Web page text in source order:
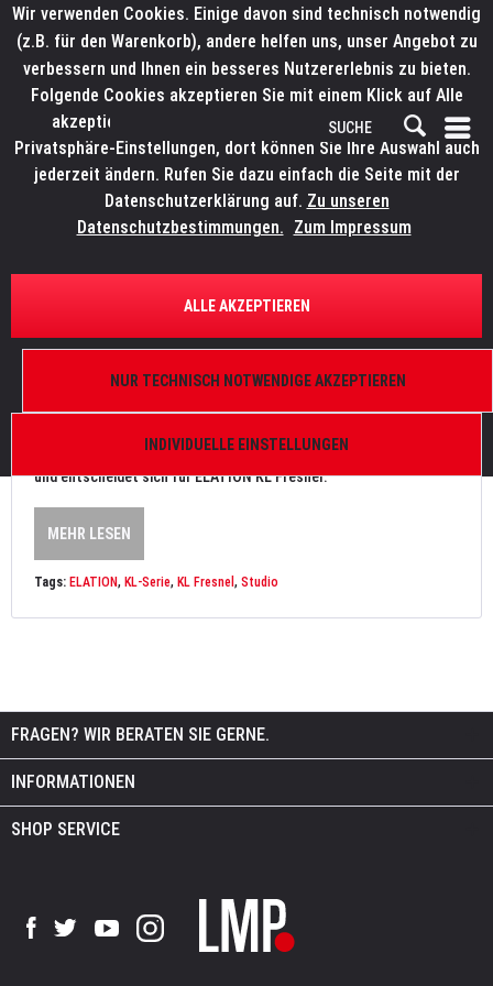
FILTERN
AMBION steigt mit KL Fresnel auf LED um
Von: Bianca Wilmsmann 03.09.21 12:30 0 Kommentare
Die AMBION GmbH steigt bei Stufenlinsen komplett auf LED um
und entscheidet sich für ELATION KL Fresnel.
MEHR LESEN
Tags: ELATION, KL-Serie, KL Fresnel , Studio
FRAGEN? WIR BERATEN SIE GERNE.
INFORMATIONEN
SHOP SERVICE
Wir verwenden Cookies. Einige davon sind technisch notwendig
(z.B. für den Warenkorb), andere helfen uns, unser Angebot zu
verbessern und Ihnen ein besseres Nutzererlebnis zu bieten.
Folgende Cookies akzeptieren Sie mit einem Klick auf Alle
akzeptieren. Weitere Informationen finden Sie in den
Privatsphäre-Einstellungen, dort können Sie Ihre Auswahl auch
jederzeit ändern. Rufen Sie dazu einfach die Seite mit der
Datenschutzerklärung auf. Zu unseren
Datenschutzbestimmungen. Zum Impressum
INDIVIDUELLE EINSTELLUNGEN
NUR TECHNISCH NOTWENDIGE AKZEPTIEREN
ALLE AKZEPTIEREN